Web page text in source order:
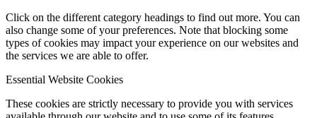
Click on the different category headings to find out more. You can
also change some of your preferences. Note that blocking some
types of cookies may impact your experience on our websites and
the services we are able to offer.
Essential Website Cookies
These cookies are strictly necessary to provide you with services